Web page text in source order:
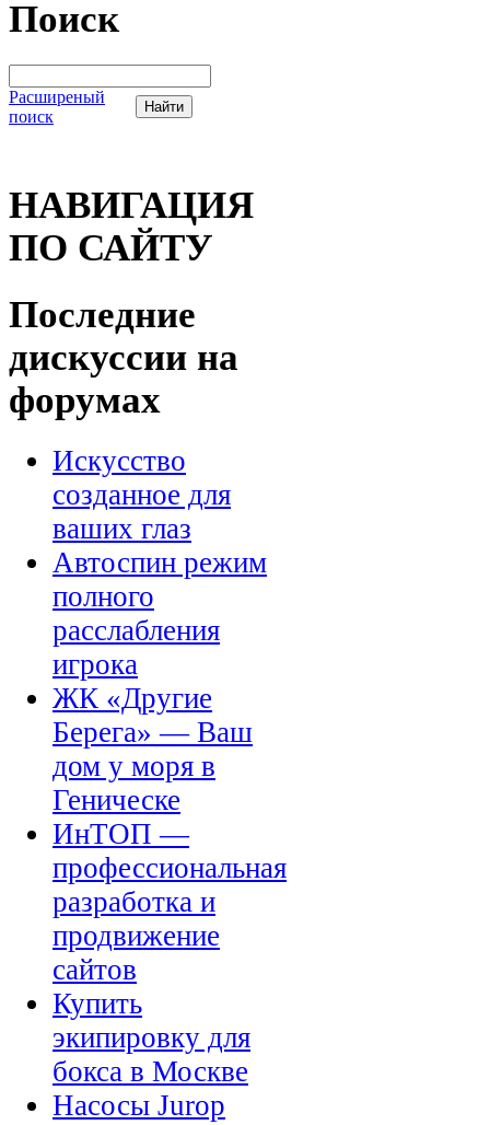
Поиск
Расширеный
поиск
НАВИГАЦИЯ
ПО САЙТУ
Последние
дискуссии на
форумах
Искусство
созданное для
ваших глаз
Автоспин режим
полного
расслабления
игрока
ЖК «Другие
Берега» — Ваш
дом у моря в
Геническе
ИнТОП —
профессиональная
разработка и
продвижение
сайтов
Купить
экипировку для
бокса в Москве
Насосы Jurop